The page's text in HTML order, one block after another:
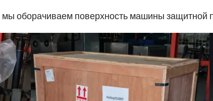
оборачиваем поверхность машины